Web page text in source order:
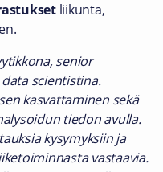
liikunta,
senior
scientistina.
kasvattaminen sekä
tiedon avulla.
kysymyksiin ja
vastaavia.